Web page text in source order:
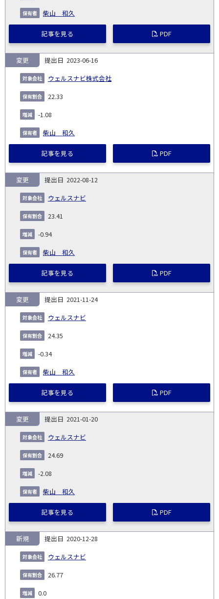
柴山 和久
記事を見る PDF
2023-06-16
ウェルスナビ株式会社
変更
22.33
-1.08
柴山 和久
記事を見る PDF
2022-08-12
ウェルスナビ
変更
23.41
-0.94
柴山 和久
記事を見る PDF
2021-11-24
ウェルスナビ
変更
24.35
-0.34
柴山 和久
記事を見る PDF
2021-01-20
ウェルスナビ
変更
24.69
-2.08
柴山 和久
記事を見る PDF
2020-12-28
ウェルスナビ
新規
26.77
0.0